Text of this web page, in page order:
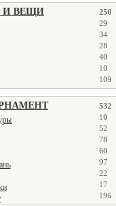
И ВЕЩИ 250
29
34
28
40
10
109
532
10
52
78
60
97
22
17
196